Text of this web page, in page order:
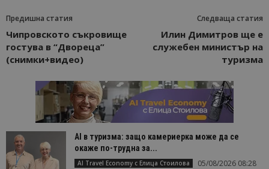
Предишна статия
Чипровското съкровище
гостува в “Двореца”
(снимки+видео)
Следваща статия
Илин Димитров ще е
служебен министър на
туризма
AI в туризма: защо камериерка може да се
окаже по-трудна за...
AI Travel Economy с Елица Стоилова 05/08/2026 08:28